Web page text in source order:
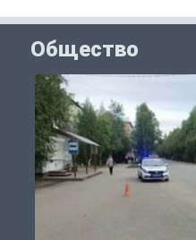
Общество